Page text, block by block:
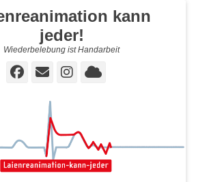
kann
jeder!
Wiederbelebung ist Handarbeit
Facebook
E-
Instagram
Cloud